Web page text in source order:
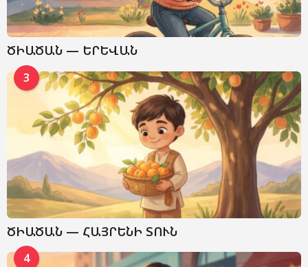
ԾԻԱԾԱՆ — ԵՐԵՎԱՆ
3
ԾԻԱԾԱՆ — ՀԱՅՐԵՆԻ ՏՈՒՆ
4